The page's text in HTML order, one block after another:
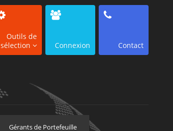
Outils de
sélection
Connexion Contact
Gérants de Portefeuille